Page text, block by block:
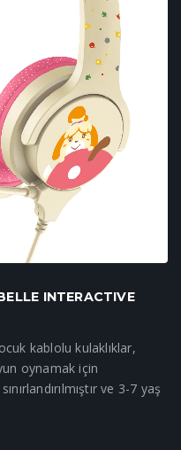
INTERACTIVE
kablolu kulaklıklar,
oynamak için
ve 3-7 yaş